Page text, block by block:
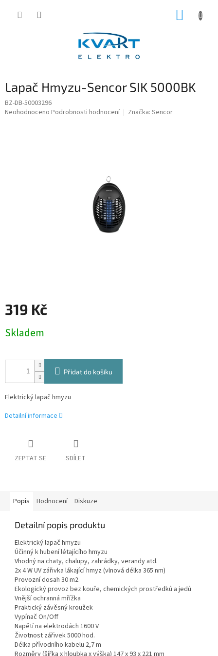
Lapač Hmyzu-Sencor SIK 5000BK
BZ-DB-50003296
Průměrné
Neohodnoceno Podrobnosti hodnocení Značka: Sencor
319 Kč
cena:
Skladem
Přidat do košíku
Elektrický lapač hmyzu
Detailní informace
ZEPTAT SE SDÍLET
Popis Hodnocení Diskuze
Detailní popis produktu
Elektrický lapač hmyzu
Účinný k hubení létajícího hmyzu
Vhodný na chaty, chalupy, zahrádky, verandy atd.
2x 4 W UV zářivka lákající hmyz (vlnová délka 365 nm)
Provozní dosah 30 m2
Ekologický provoz bez kouře, chemických prostředků a jedů
Vnější ochranná mřížka
Praktický závěsný kroužek
Vypínač On/Off
Napětí na elektrodách 1600 V
Životnost zářivek 5000 hod.
Délka přívodního kabelu 2,7 m